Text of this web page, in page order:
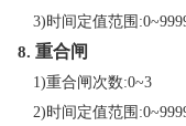
3)时间定值范围
8. 重合闸
1)重合闸次数:0~3
2)时间定值范围